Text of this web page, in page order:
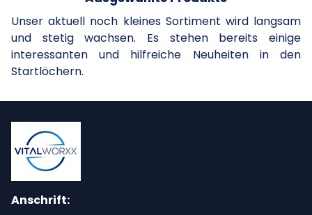
Unser aktuell noch kleines Sortiment wird langsam
und stetig wachsen. Es stehen bereits einige
interessanten und hilfreiche Neuheiten in den
Startlöchern.
Anschrift: